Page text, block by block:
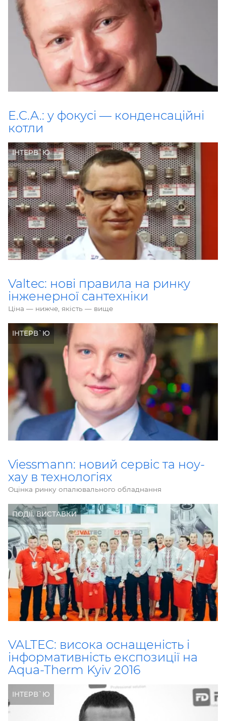
E.C.A.: у фокусі — конденсаційні
котли
ІНТЕРВ`Ю
Valtec: нові правила на ринку
інженерної сантехніки
Ціна — нижче, якість — вище
ІНТЕРВ`Ю
Viessmann: новий сервіс та ноу-
хау в технологіях
Оцінка ринку опалювального обладнання
ПОДІЇ. ВИСТАВКИ
VALTEC: висока оснащеність і
інформативність експозиції на
Aqua-Therm Kyiv 2016
ІНТЕРВ`Ю